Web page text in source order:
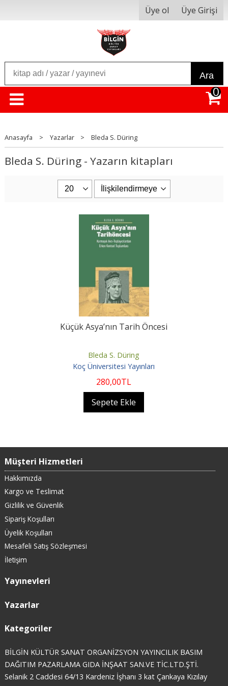
Üye ol Üye Girişi
Ara
0
Anasayfa > Yazarlar > Bleda S. Düring
Bleda S. Düring - Yazarın kitapları
Küçük Asya’nın Tarih Öncesi
Bleda S. Düring
Koç Üniversitesi Yayınları
280,00TL
Sepete Ekle
Müşteri Hizmetleri
Hakkımızda
Kargo ve Teslimat
Gizlilik ve Güvenlik
Sipariş Koşulları
Üyelik Koşulları
Mesafeli Satış Sözleşmesi
İletişim
Yayınevleri
Yazarlar
Kategoriler
BİLGİN KÜLTÜR SANAT ORGANİZSYON YAYINCILIK BASIM
DAĞITIM PAZARLAMA GIDA İNŞAAT SAN.VE TİC.LTD.ŞTİ.
Selanik 2 Caddesi 64/13 Kardeniz İşhanı 3 kat Çankaya Kızılay